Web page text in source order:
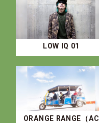
LOW IQ 01
ORANGE RANGE（AC